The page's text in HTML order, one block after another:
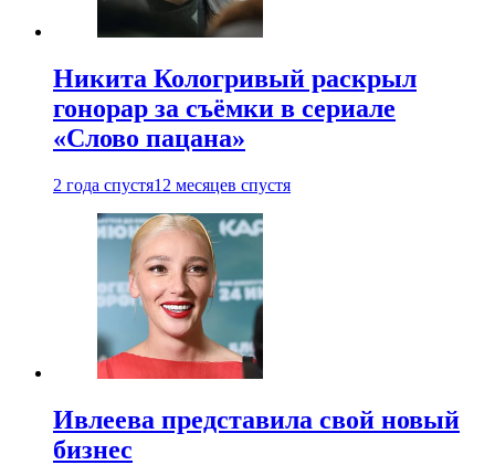
Никита Кологривый раскрыл
гонорар за съёмки в сериале
«Слово пацана»
2 года спустя12 месяцев спустя
Ивлеева представила свой новый
бизнес